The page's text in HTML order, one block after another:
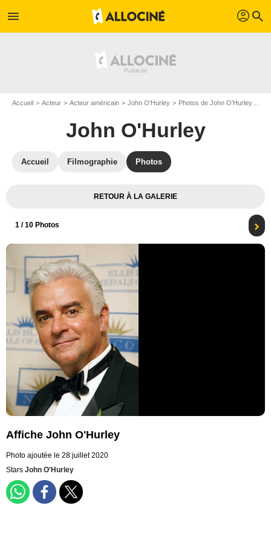
menu profil search
Accueil Acteur Acteur américain John O'Hurley Photos de John O'Hurley
John O'Hurley
Accueil Filmographie Photos
RETOUR À LA GALERIE
1 / 10 Photos
Affiche John O'Hurley
Photo ajoutée le 28 juillet 2020
Stars John O'Hurley